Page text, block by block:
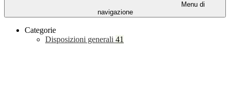
Menu di
navigazione
Categorie
Disposizioni generali 41